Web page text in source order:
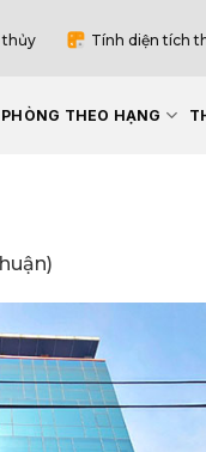
thủy Tính diện tích
THEO HẠNG